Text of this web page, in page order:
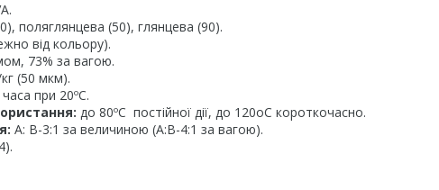
поляглянцева (50), глянцева (90).
від кольору).
73% за вагою.
(50 мкм).
при 20ºC.
до 80ºC постійної дії, до 120oC короткочасно.
A: B-3:1 за величиною (A:B-4:1 за вагою).